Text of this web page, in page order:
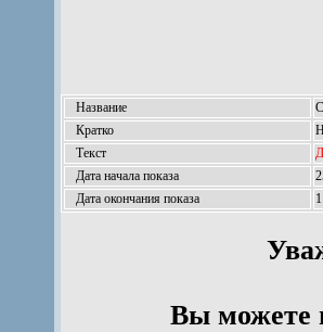
Название
Кратко
Текст
Дата начала показа
Дата окончания показа
Вы можете